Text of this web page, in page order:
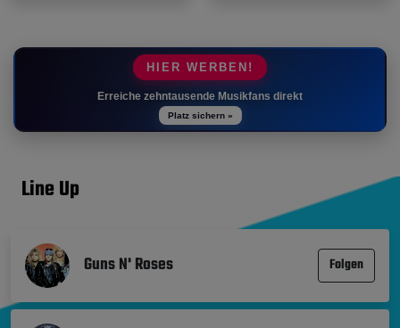
HIER WERBEN!
Erreiche zehntausende Musikfans direkt
Platz sichern »
Line Up
Guns N' Roses Folgen